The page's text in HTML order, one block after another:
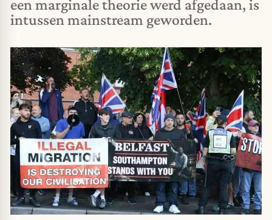
een marginale theorie werd afgedaan, is
intussen mainstream geworden.